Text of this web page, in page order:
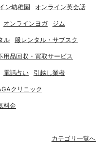
ン幼稚園 オンライン英会話
オンラインヨガ ジム
ル 服レンタル・サブスク
用品回収・買取サービス
電話占い 引越し業者
クリニック
料金
カテゴリ一覧へ